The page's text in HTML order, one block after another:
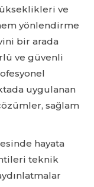
ve
yönlendirme
bir arada
ve güvenli
uygulanan
sağlam
hayata
teknik